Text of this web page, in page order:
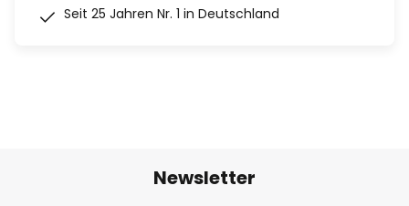
Seit 25 Jahren Nr. 1 in Deutschland
Newsletter